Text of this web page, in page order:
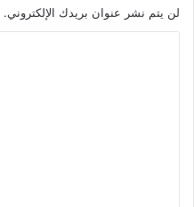
لن يتم نشر عنوان بريدك الإلكتروني.